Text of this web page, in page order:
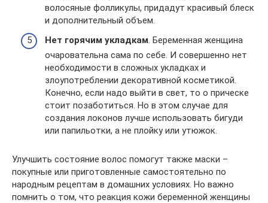
волосяные фолликулы, придадут красивый блеск
и дополнительный объем.
Нет горячим укладкам. Беременная женщина
очаровательна сама по себе. И совершенно нет
необходимости в сложных укладках и
злоупотреблении декоративной косметикой.
Конечно, если надо выйти в свет, то о прическе
стоит позаботиться. Но в этом случае для
создания локонов лучше использовать бигуди
или папильотки, а не плойку или утюжок.
Улучшить состояние волос помогут также маски –
покупные или приготовленные самостоятельно по
народным рецептам в домашних условиях. Но важно
помнить о том, что реакция кожи беременной женщины